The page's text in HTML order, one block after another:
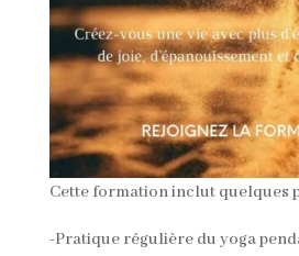
Cette formation inclut quelques
-Pratique régulière du yoga